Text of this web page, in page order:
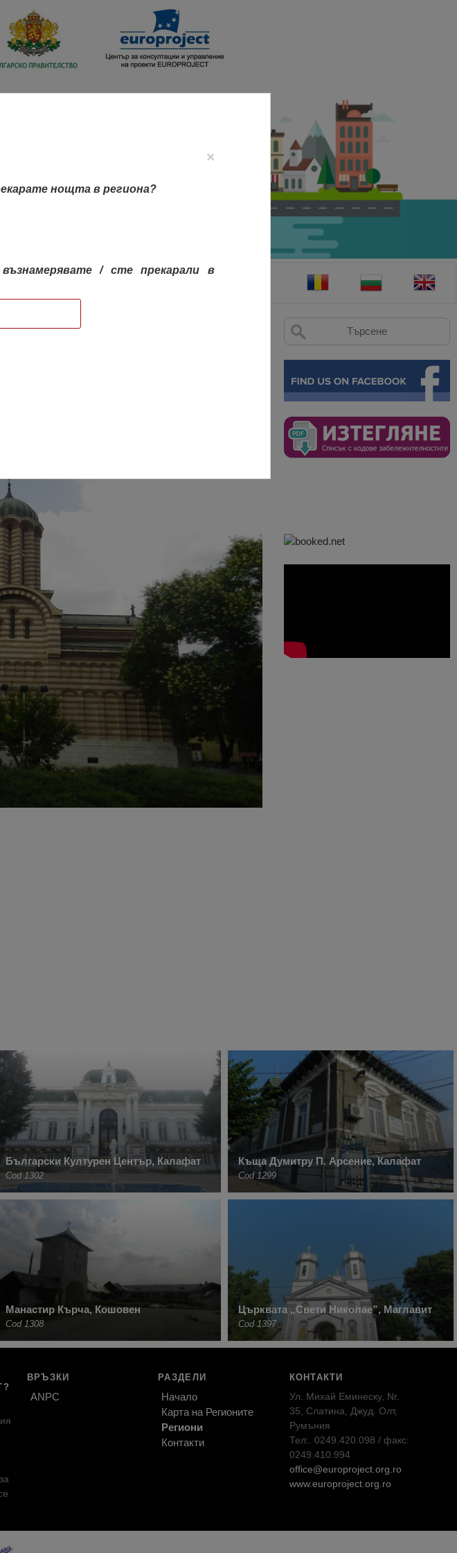
×
нощта в региона?
/ сте прекарали в
Български Културен Център, Калафат
Cod 1302
Къща Думитру П. Арсение, Калафат
Cod 1299
Манастир Кърча, Кошовен
Cod 1308
Църквата „Свети Николае”, Маглавит
Cod 1397
ВРЪЗКИ
ANPC
РАЗДЕЛИ
Начало
Карта на Регионите
Региони
Контакти
КОНТАКТИ
Ул. Михай Еминеску, Nr.
35, Слатина, Джуд. Олт,
Румъния
Тел:. 0249.420.098 / факс:
0249.410.994
office@europroject.org.ro
www.europroject.org.ro